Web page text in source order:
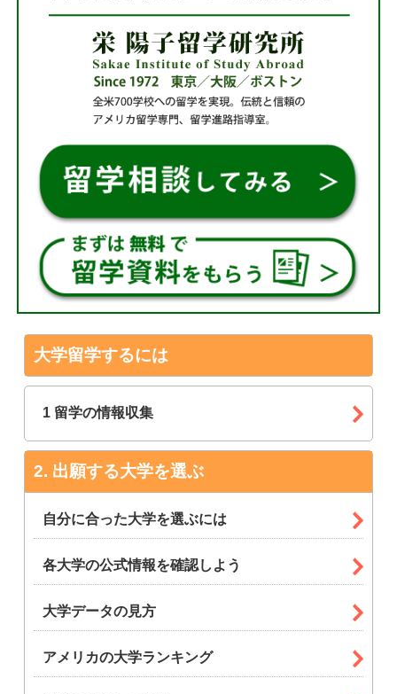
大学留学するには
1 留学の情報収集
出願する大学を選ぶ
自分に合った大学を選ぶには
各大学の公式情報を確認しよう
大学データの見方
アメリカの大学ランキング